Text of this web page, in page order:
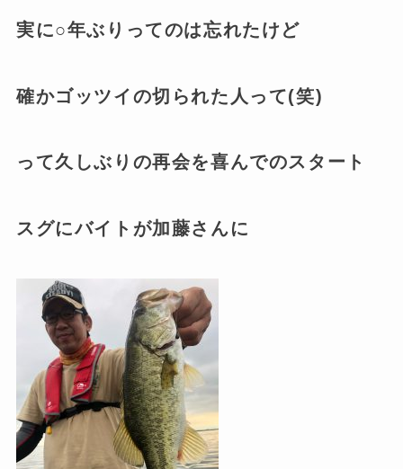
実に○年ぶりってのは忘れたけど
確かゴッツイの切られた人って(笑)
って久しぶりの再会を喜んでのスタート
スグにバイトが加藤さんに